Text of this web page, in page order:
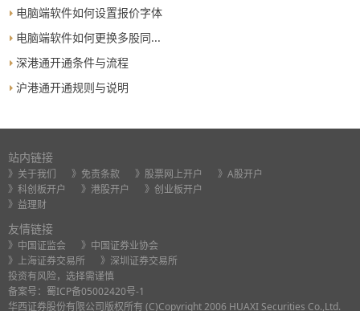
电脑端软件如何设置报价字体
电脑端软件如何更换多股同...
深港通开通条件与流程
沪港通开通规则与说明
站内链接
》关于我们 》免责条款 》股票网上开户
》A股开户
》科创板开户
》港股开户
》创业板开户
》益理财
友情链接
》中国证监会
》中国证券业协会
》上海证券交易所
》深圳证券交易所
投资有风险，选择需谨慎
备案号： 蜀ICP备05002420号-1
华西证券股份有限公司版权所有 (C)Copyright 2006 HUAXI Securities Co.,Ltd.